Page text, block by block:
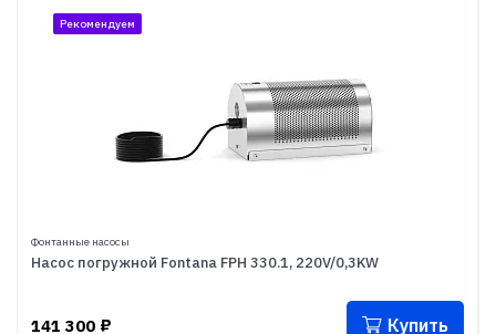
Рекомендуем
Фонтанные насосы
Насос погружной Fontana FPH 330.1, 220V/0,3KW
141 300 ₽ Купить